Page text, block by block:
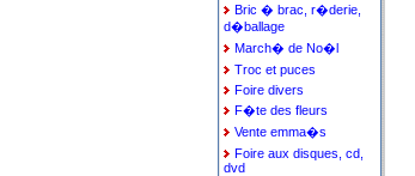
Bric � brac, r�derie,
d�ballage
March� de No�l
Troc et puces
Foire divers
F�te des fleurs
Vente emma�s
Foire aux disques, cd,
dvd